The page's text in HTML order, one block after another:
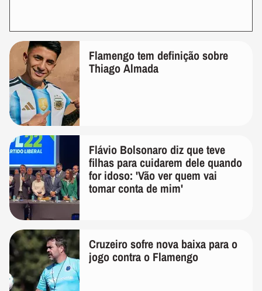
Flamengo tem definição sobre
Thiago Almada
Flávio Bolsonaro diz que teve
filhas para cuidarem dele quando
for idoso: 'Vão ver quem vai
tomar conta de mim'
Cruzeiro sofre nova baixa para o
jogo contra o Flamengo